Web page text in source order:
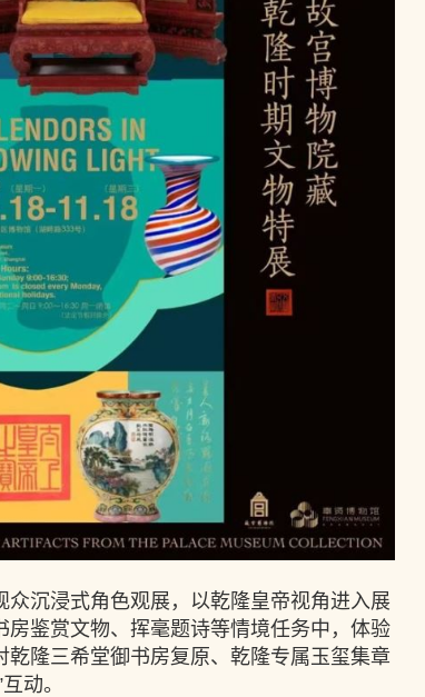
沉浸式角色观展，以乾隆皇帝视角进入展
鉴赏文物、挥毫题诗等情境任务中，体验
隆三希堂御书房复原、乾隆专属玉玺集章
动。